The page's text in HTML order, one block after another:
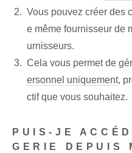
Vous pouvez créer des
e même fournisseur de
urnisseurs.
Cela vous permet de
ersonnel uniquement,
ctif que vous souhaitez.
PUIS-JE
GERIE DEPUIS